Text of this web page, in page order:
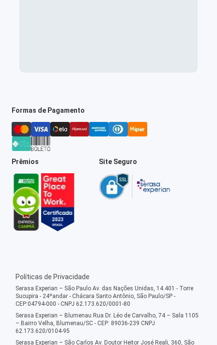
Formas de Pagamento
Prêmios Site Seguro
Políticas de Privacidade
Serasa Experian – São Paulo Av. das Nações Unidas, 14.401 - Torre
Sucupira - 24ºandar - Chácara Santo Antônio, São Paulo/SP -
CEP:04794-000 - CNPJ 62.173.620/0001-80
Serasa Experian – Blumenau Rua Dr. Léo de Carvalho, 74 – Sala 1105
– Bairro Velha, Blumenau/SC - CEP: 89036-239 CNPJ
62.173.620/0104-95
Serasa Experian – São Carlos Av. Doutor Heitor José Reali, 360, São